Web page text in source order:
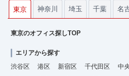
東京 神奈川 埼玉 千葉 名
東京のオフィス探しTOP
エリアから探す
渋谷区
港区 新宿区 千代田区 中